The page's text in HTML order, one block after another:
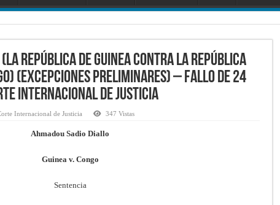
REPÚBLICA DE GUINEA CONTRA LA REPÚBLICA
(EXCEPCIONES PRELIMINARES) – Fallo de 24
Internacional de Justicia
Internacional de Justicia 347 Vistas
Ahmadou Sadio Diallo
Guinea v. Congo
Sentencia